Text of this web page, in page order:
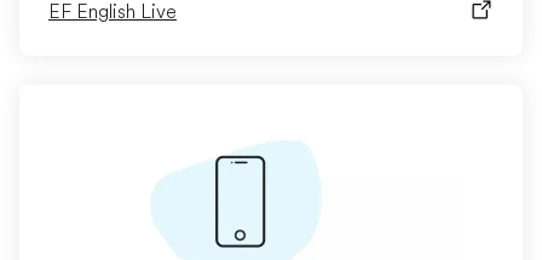
EF English Live